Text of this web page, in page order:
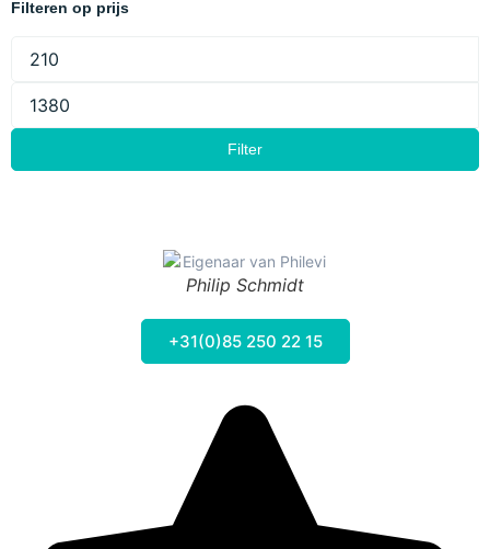
Filteren op prijs
Filter
Philip Schmidt
+31(0)85 250 22 15